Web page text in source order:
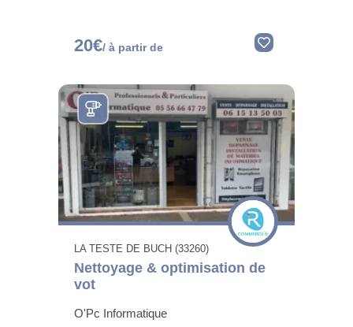
20€/ à partir de
LA TESTE DE BUCH (33260)
Nettoyage & optimisation de
vot
O'Pc Informatique